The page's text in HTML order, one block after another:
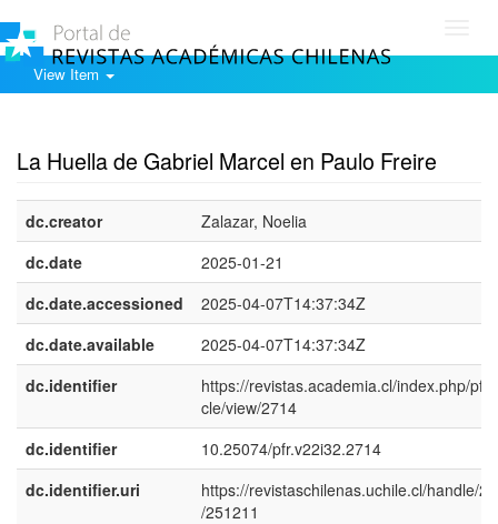
View Item
La Huella de Gabriel Marcel en Paulo Freire
dc.creator
Zalazar, Noelia
dc.date
2025-01-21
dc.date.accessioned
2025-04-07T14:37:34Z
dc.date.available
2025-04-07T14:37:34Z
dc.identifier
https://revistas.academia.cl/index.php/pfr/
cle/view/2714
dc.identifier
10.25074/pfr.v22i32.2714
dc.identifier.uri
https://revistaschilenas.uchile.cl/handle/
/251211